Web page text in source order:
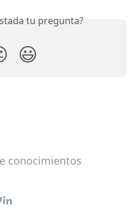
tu pregunta?
😃